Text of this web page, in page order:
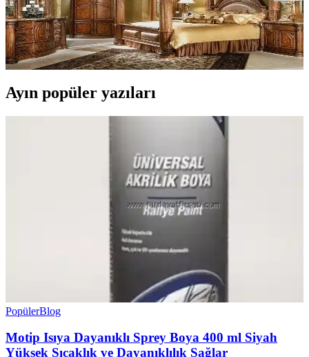
Dört direkli yataklar ve kanopi yataklar arasındaki yapısal farklar,
perde kullanımı ve dekorasyon açısından ele alınmaktadır. Bu
yatakların mekan seçimi, perde tercihleri ve kullanım özellikleri
detaylandırılmaktadır.
Ayın popüler yazıları
PopülerBlog
Motip Isıya Dayanıklı Sprey Boya 400 ml Siyah
Yüksek Sıcaklık ve Dayanıklılık Sağlar